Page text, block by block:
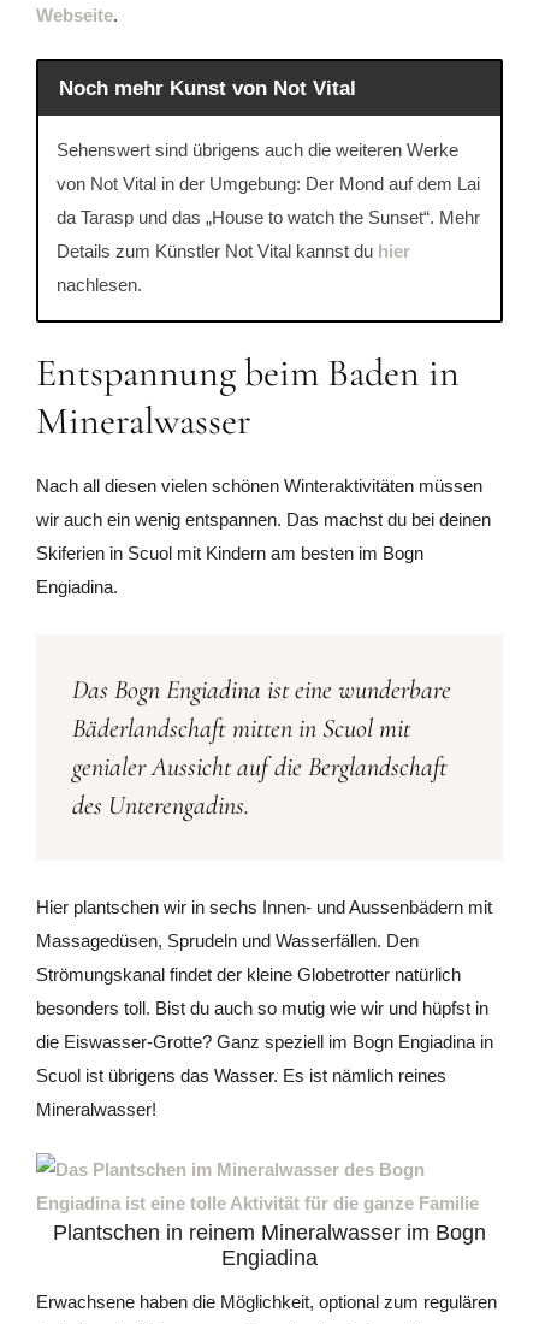
Webseite.
Noch mehr Kunst von Not Vital
Sehenswert sind übrigens auch die weiteren Werke
von Not Vital in der Umgebung: Der Mond auf dem Lai
da Tarasp und das „House to watch the Sunset“. Mehr
Details zum Künstler Not Vital kannst du hier
nachlesen.
Entspannung beim Baden in
Mineralwasser
Nach all diesen vielen schönen Winteraktivitäten müssen
wir auch ein wenig entspannen. Das machst du bei deinen
Skiferien in Scuol mit Kindern am besten im Bogn
Engiadina.
Das Bogn Engiadina ist eine wunderbare
Bäderlandschaft mitten in Scuol mit
genialer Aussicht auf die Berglandschaft
des Unterengadins.
Hier plantschen wir in sechs Innen- und Aussenbädern mit
Massagedüsen, Sprudeln und Wasserfällen. Den
Strömungskanal findet der kleine Globetrotter natürlich
besonders toll. Bist du auch so mutig wie wir und hüpfst in
die Eiswasser-Grotte? Ganz speziell im Bogn Engiadina in
Scuol ist übrigens das Wasser. Es ist nämlich reines
Mineralwasser!
Plantschen in reinem Mineralwasser im Bogn
Engiadina
Erwachsene haben die Möglichkeit, optional zum regulären